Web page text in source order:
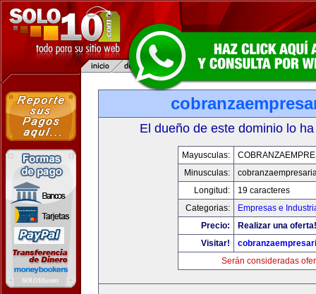
El dueño de este dominio lo
Mayusculas:
Minusculas:
Longitud:
19 caracteres
Categorias:
Empresas e
Precio:
Realizar una oferta!
Visitar!
Serán consideradas